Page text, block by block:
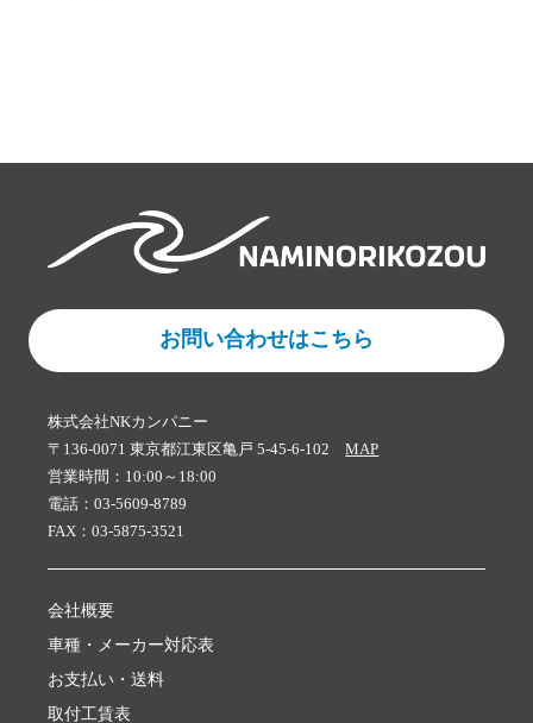
お問い合わせはこちら
株式会社NKカンパニー
〒136-0071 東京都江東区亀戸 5-45-6-102MAP
営業時間：10:00～18:00
電話：03-5609-8789
FAX：03-5875-3521
会社概要
車種・メーカー対応表
お支払い・送料
取付工賃表